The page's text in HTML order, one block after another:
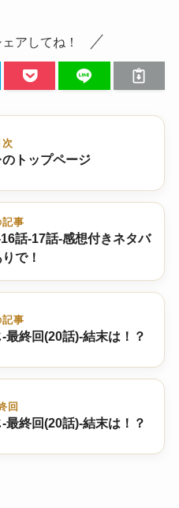
アしてね！
次
トップページ
記事
話-17話-感想付きネタバ
で！
記事
終回(20話)-結末は！？
回
終回(20話)-結末は！？